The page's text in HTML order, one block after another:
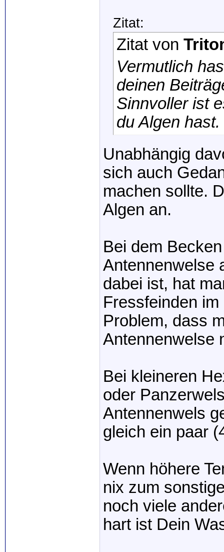
Zitat:
Zitat von
Vermutlich
deinen
Sinnvoller ist
du Algen hast.
Unabhängig
sich auch
machen sollte.
Algen an.
Bei dem
Antennenwelse
dabei ist, hat
Fressfeinden
Problem, dass
Antennenwelse
Bei kleineren
oder
Antennenwels
gleich ein paar
Wenn höhere
nix zum
noch viele
hart ist Dein